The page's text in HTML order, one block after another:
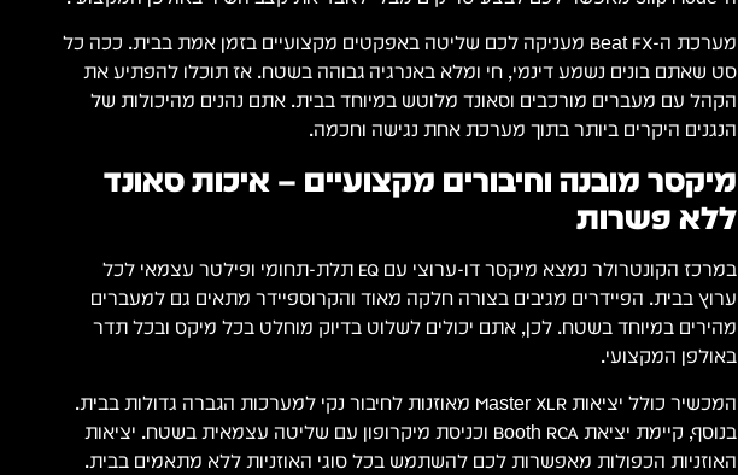
מערכת ה-Beat FX מעניקה לכם שליטה באפקטים מקצועיים בזמן אמת בבית. ככה כל
סט שאתם בונים נשמע דינמי, חי ומלא באנרגיה גבוהה בשטח. אז תוכלו להפתיע את
הקהל עם מעברים מורכבים וסאונד מלוטש במיוחד בבית. אתם נהנים מהיכולות של
הנגנים היקרים ביותר בתוך מערכת אחת נגישה וחכמה.
מיקסר מובנה וחיבורים מקצועיים – איכות סאונד
ללא פשרות
במרכז הקונטרולר נמצא מיקסר דו-ערוצי עם EQ תלת-תחומי ופילטר עצמאי לכל
ערוץ בבית. הפיידרים מגיבים בצורה חלקה מאוד והקרוספיידר מתאים גם למעברים
מהירים במיוחד בשטח. לכן, אתם יכולים לשלוט בדיוק מוחלט בכל מיקס ובכל תדר
באולפן המקצועי.
המכשיר כולל יציאות Master XLR מאוזנות לחיבור נקי למערכות הגברה גדולות בבית.
בנוסף, קיימת יציאת Booth RCA וכניסת מיקרופון עם שליטה עצמאית בשטח. יציאות
האוזניות הכפולות מאפשרות לכם להשתמש בכל סוגי האוזניות ללא מתאמים בבית.